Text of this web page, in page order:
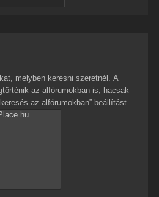
melyben keresni szeretnél. A
az alfórumokban is, hacsak
az alfórumokban” beállítást.